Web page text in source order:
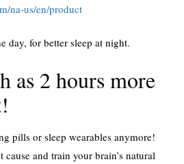
na-us/en/product
day, for better sleep at night.
as 2 hours more
pills or sleep wearables anymore!
and train your brain’s natural